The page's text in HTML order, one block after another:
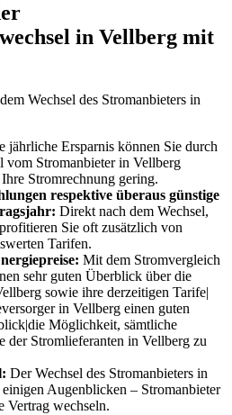
in Vellberg mit
Wechsel des Stromanbieters in
jährliche Ersparnis können Sie durch
vom Stromanbieter in Vellberg
Stromrechnung gering.
respektive überaus günstige
Direkt nach dem Wechsel,
Sie oft zusätzlich von
Tarifen.
Mit dem Stromvergleich
sehr guten Überblick über die
sowie ihre derzeitigen Tarife|
in Vellberg einen guten
Möglichkeit, sämtliche
der Stromlieferanten in Vellberg zu
Der Wechsel des Stromanbieters in
Augenblicken – Stromanbieter
Vertrag wechseln.